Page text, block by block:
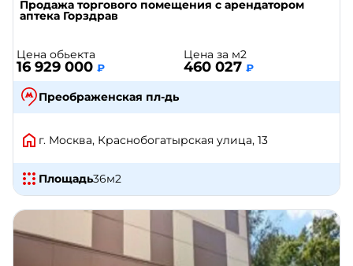
Продажа торгового помещения с арендатором
аптека Горздрав
Цена обьекта
16 929 000 ₽
Цена за м2
460 027 ₽
Преображенская пл-дь
г. Москва, Краснобогатырская улица, 13
Площадь36м2